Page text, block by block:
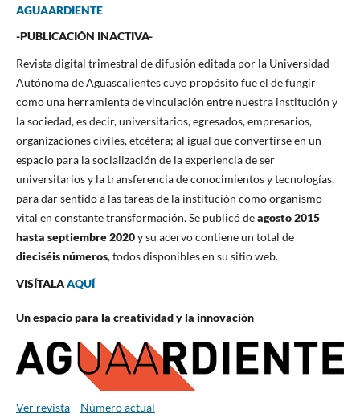
AGUAARDIENTE
-PUBLICACIÓN INACTIVA-
Revista digital trimestral de difusión editada por la Universidad
Autónoma de Aguascalientes cuyo propósito fue el de fungir
como una herramienta de vinculación entre nuestra institución y
la sociedad, es decir, universitarios, egresados, empresarios,
organizaciones civiles, etcétera; al igual que convertirse en un
espacio para la socialización de la experiencia de ser
universitarios y la transferencia de conocimientos y tecnologías,
para dar sentido a las tareas de la institución como organismo
vital en constante transformación. Se publicó deagosto 2015
hasta septiembre 2020y su acervo contiene un total de
dieciséis números, todos disponibles en su sitio web.
VISÍTALAAQUÍ
Un espacio para la creatividad y la innovación
Ver revista Número actual